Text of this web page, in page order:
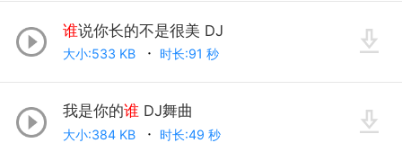
谁说你长的不是很美 DJ
大小:533 KB 时长:91 秒
我是你的谁DJ舞曲
大小:384 KB 时长:49 秒